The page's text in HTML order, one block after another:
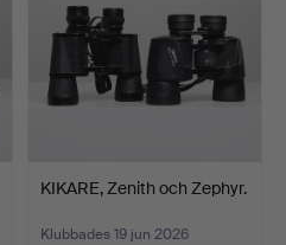
KIKARE, Zenith och Zephyr.
Klubbades 19 jun 2026